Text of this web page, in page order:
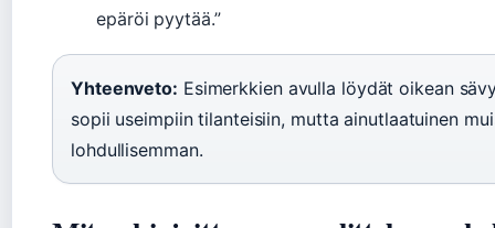
epäröi pyytää.”
Yhteenveto: Esimerkkien avulla löydät oikean
sopii useimpiin tilanteisiin, mutta ainutlaatuinen
lohdullisemman.